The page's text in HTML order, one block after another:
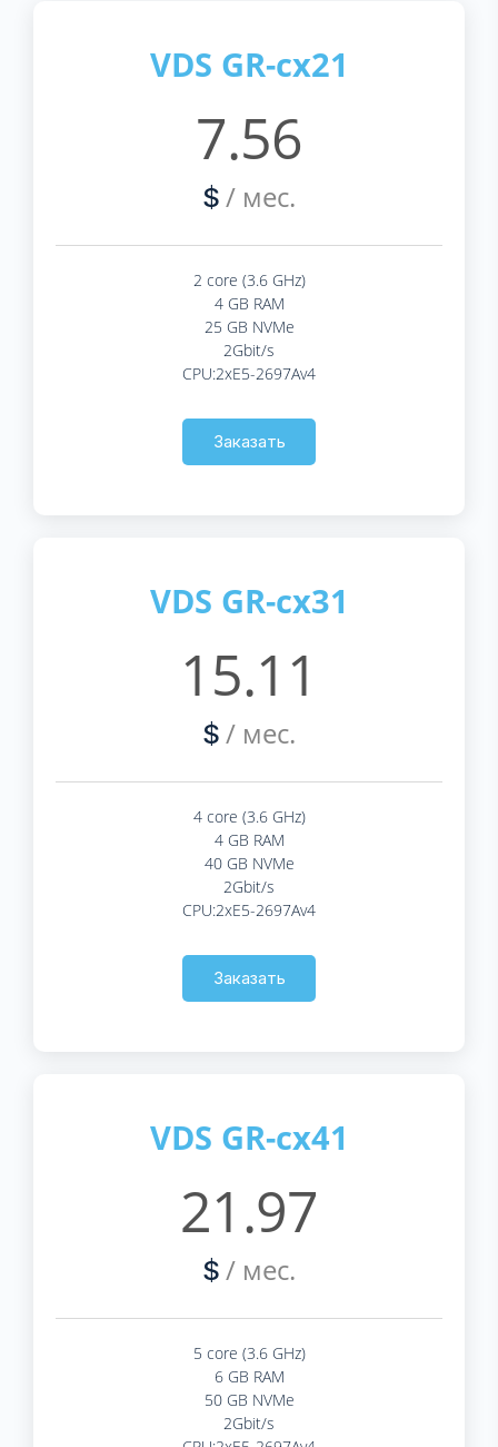
VDS GR-cx21
7.56
$ / мес.
2 core (3.6 GHz)
4 GB RAM
25 GB NVMe
2Gbit/s
CPU:2xE5-2697Av4
Заказать
VDS GR-cx31
15.11
$ / мес.
4 core (3.6 GHz)
4 GB RAM
40 GB NVMe
2Gbit/s
CPU:2xE5-2697Av4
Заказать
VDS GR-cx41
21.97
$ / мес.
5 core (3.6 GHz)
6 GB RAM
50 GB NVMe
2Gbit/s